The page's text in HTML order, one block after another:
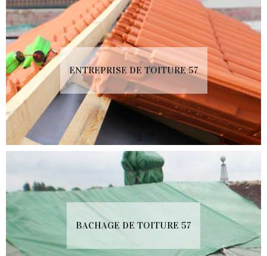
ENTREPRISE DE TOITURE 57
BACHAGE DE TOITURE 57